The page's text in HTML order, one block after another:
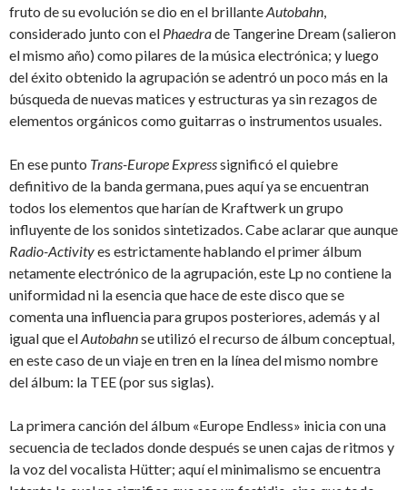
fruto de su evolución se dio en el brillanteAutobahn,
considerado junto con el Phaedrade Tangerine Dream (salieron
el mismo año) como pilares de la música electrónica; y luego
del éxito obtenido la agrupación se adentró un poco más en la
búsqueda de nuevas matices y estructuras ya sin rezagos de
elementos orgánicos como guitarras o instrumentos usuales.
En ese punto Trans-Europe Expresssignificó el quiebre
definitivo de la banda germana, pues aquí ya se encuentran
todos los elementos que harían de Kraftwerk un grupo
influyente de los sonidos sintetizados. Cabe aclarar que aunque
Radio-Activityes estrictamente hablando el primer álbum
netamente electrónico de la agrupación, este Lp no contiene la
uniformidad ni la esencia que hace de este disco que se
comenta una influencia para grupos posteriores, además y al
igual que elAutobahnse utilizó el recurso de álbum conceptual,
en este caso de un viaje en tren en la línea del mismo nombre
del álbum: la TEE (por sus siglas).
La primera canción del álbum «Europe Endless» inicia con una
secuencia de teclados donde después se unen cajas de ritmos y
la voz del vocalista Hütter; aquí el minimalismo se encuentra